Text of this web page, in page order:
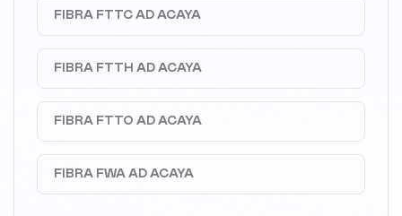
FIBRA FTTC AD ACAYA
FIBRA FTTH AD ACAYA
FIBRA FTTO AD ACAYA
FIBRA FWA AD ACAYA